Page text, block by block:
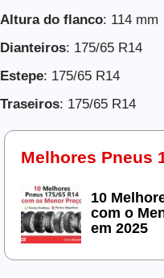
Altura do flanco: 114 mm
Dianteiros: 175/65 R14
Estepe: 175/65 R14
Traseiros: 175/65 R14
Melhores Pneus
10
com o
em 2025